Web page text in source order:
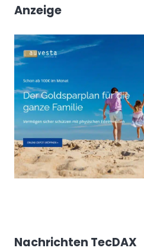
Anzeige
Nachrichten TecDAX